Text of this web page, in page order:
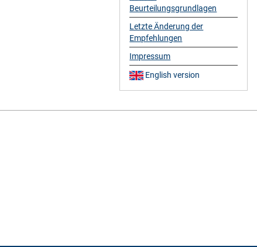
Beurteilungsgrundlagen
Letzte Änderung der
Empfehlungen
Impressum
English version